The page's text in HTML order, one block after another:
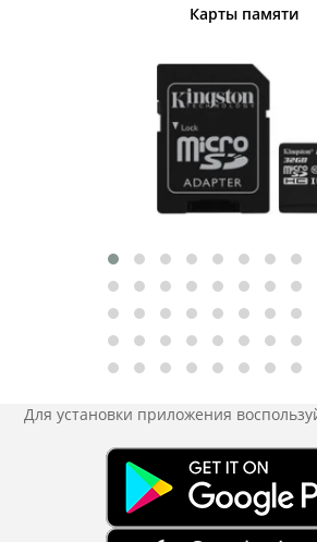
Карты памяти
Для установки приложения